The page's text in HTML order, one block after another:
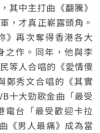
中主打曲《翻騰》
，才真正嶄露頭角。
》再次奪得香港各大
之作。同年，他與李
等人合唱的《愛情傻
鄭秀文合唱的《其實
十大勁歌金曲「最受
電台「最受歡迎卡拉
《男人最痛》成為當